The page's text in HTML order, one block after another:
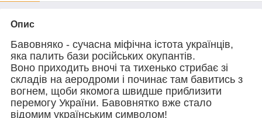
Опис
Бавовняко - сучасна міфічна істота українців,
яка палить бази російських окупантів.
Воно приходить вночі та тихенько стрибає зі
складів на аеродроми і починає там бавитись з
вогнем, щоби якомога швидше приблизити
перемогу України. Бавовнятко вже стало
відомим українським символом!